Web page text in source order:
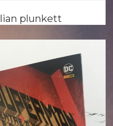
plunkett